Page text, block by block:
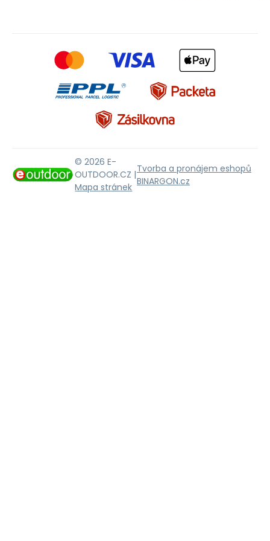
© 2026 E-
OUTDOOR.CZ |
Mapa stránek
Tvorba a pronájem eshopů
BINARGON.cz